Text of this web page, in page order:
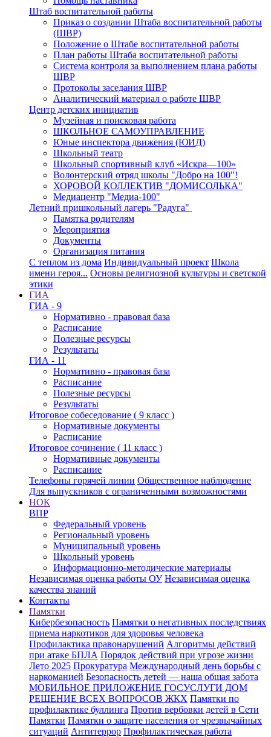
Штаб воспитательной работы
Приказ о создании Штаба воспитательной работы
(ШВР)
Положение о Штабе воспитательной работы
План работы Штаба воспитательной работы
Система контроля за выполнением плана работы
ШВР
Протоколы заседания ШВР
Аналитический материал о работе ШВР
Центр детских инициатив
Музейная и поисковая работа
ШКОЛЬНОЕ САМОУПРАВЛЕНИЕ
Юные инспектора движения (ЮИД)
Школьный театр
Школьный спортивный клуб «Искра—100»
Волонтерский отряд школы "Добро на 100"!
ХОРОВОЙ КОЛЛЕКТИВ "ДОМИСОЛЬКА"
Медиацентр "Медиа-100"
Летний пришкольный лагерь "Радуга"
Памятка родителям
Мероприятия
Документы
Организация питания
С теплом из дома Индивидуальный проект Школа
имени героя... Основы религиозной культуры и светской
этики
ГИА
ГИА - 9
Нормативно - правовая база
Расписание
Полезные ресурсы
Результаты
ГИА - 11
Нормативно - правовая база
Расписание
Полезные ресурсы
Результаты
Итоговое собеседование ( 9 класс )
Нормативные документы
Расписание
Итоговое сочинение ( 11 класс )
Нормативные документы
Расписание
Телефоны горячей линии Общественное наблюдение
Для выпускников с ограниченными возможностями
НОК
ВПР
Федеральный уровень
Региональный уровень
Муниципальный уровень
Школьный уровень
Информационно-методические материалы
Независимая оценка работы ОУ Независимая оценка
качества знаний
Контакты
Памятки
Кибербезопасность Памятки о негативных последствиях
приема наркотиков для здоровья человека
Профилактика правонарушений Алгоритмы действий
при атаке БПЛА Порядок действий при угрозе жизни
Лето 2025 Прокуратура Международный день борьбы с
наркоманией Безопасность детей — наша общая забота
МОБИЛЬНОЕ ПРИЛОЖЕНИЕ ГОСУСЛУГИ ДОМ
РЕШЕНИЕ ВСЕХ ВОПРОСОВ ЖКХ Памятки по
профилактике буллинга Против вербовки детей в Сети
Памятки Памятки о защите населения от чрезвычайных
ситуаций Антитеррор Профилактическая работа